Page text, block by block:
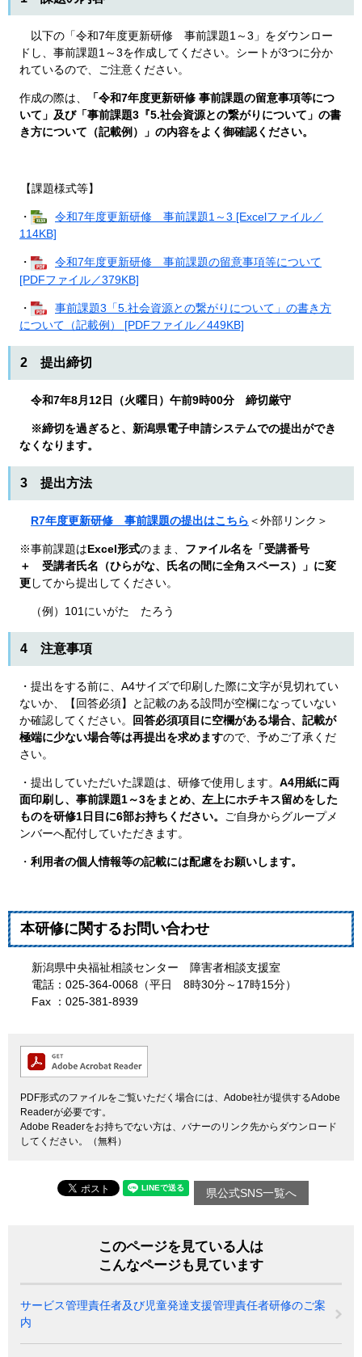
以下の「令和7年度更新研修 事前課題1～3」をダウンロー
ドし、事前課題1～3を作成してください。シートが3つに分か
れているので、ご注意ください。
作成の際は、
「令和7年度更新研修 事前課題の留意事項等につ
いて​」及び「事前課題3『5.社会資源との繋がりについて」の書
き方について（記載例）」の内容をよく御確認ください。
【課題様式等】
・
令和7年度更新研修 事前課題1～3 [Excelファイル／
114KB]
・
令和7年度更新研修 事前課題の留意事項等について
[PDFファイル／379KB]
・
事前課題3「5.社会資源との繋がりについて」の書き方
について（記載例） [PDFファイル／449KB]
2 提出締切
令和7年8月12日（火曜日）午前9時00分 締切厳守
※締切を過ぎると、新潟県電子申請システムでの提出ができ
なくなります。
3 提出方法
R7年度更新研修 事前課題の提出はこちら ＜外部リンク＞
※事前課題はExcel形式のまま、 ファイル名を「受講番号
＋ 受講者氏名（ひらがな、氏名の間に全角スペース）」に変
更してから提出してください。
（例）101にいがた たろう
4 注意事項
・提出をする前に、A4サイズで印刷した際に文字が見切れてい
ないか、【回答必須】と記載のある設問が空欄になっていない
か確認してください。
回答必須項目に空欄がある場合、記載が
極端に少ない場合等は再提出を求めますので、予めご了承くだ
さい。
・提出していただいた課題は、研修で使用します。 A4用紙に両
面印刷し、事前課題1～3をまとめ、左上にホチキス留めをした
ものを研修1日目に6部お持ちください。
ご自身からグループメ
ンバーへ配付していただきます。
・ 利用者の個人情報等の記載には配慮をお願いします。
本研修に関するお問い合わせ
新潟県中央福祉相談センター 障害者相談支援室
電話：025-364-0068（平日 8時30分～17時15分）
Fax ：025-381-8939
PDF形式のファイルをご覧いただく場合には、Adobe社が提供するAdobe
Readerが必要です。
Adobe Readerをお持ちでない方は、バナーのリンク先からダウンロード
してください。（無料）
県公式SNS一覧へ
このページを見ている人は
こんなページも見ています
サービス管理責任者及び児童発達支援管理責任者研修のご案
内